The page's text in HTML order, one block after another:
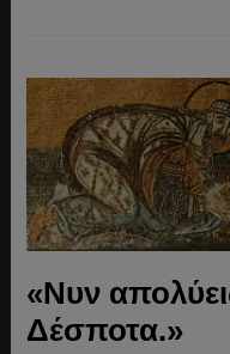
«Νυν
Δέσποτα.»